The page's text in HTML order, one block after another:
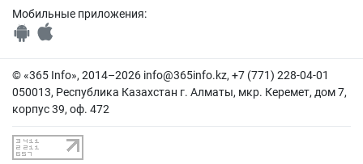
Мобильные приложения:
© «365 Info», 2014–2026 info@365info.kz, +7 (771) 228-04-01
050013, Республика Казахстан г. Алматы, мкр. Керемет, дом 7,
корпус 39, оф. 472